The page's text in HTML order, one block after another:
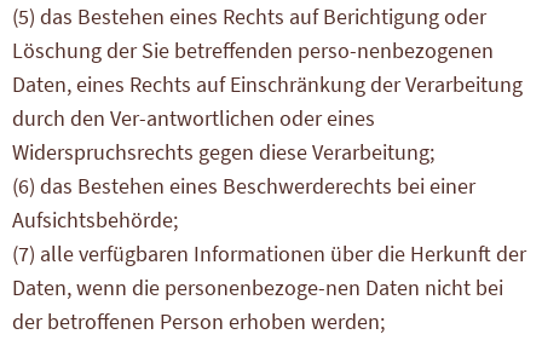
(5) das Bestehen eines Rechts auf Berichtigung oder
Löschung der Sie betreffenden perso-nenbezogenen
Daten, eines Rechts auf Einschränkung der Verarbeitung
durch den Ver-antwortlichen oder eines
Widerspruchsrechts gegen diese Verarbeitung;
(6) das Bestehen eines Beschwerderechts bei einer
Aufsichtsbehörde;
(7) alle verfügbaren Informationen über die Herkunft der
Daten, wenn die personenbezoge-nen Daten nicht bei
der betroffenen Person erhoben werden;